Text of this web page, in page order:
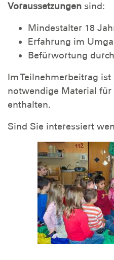
Voraussetzungen sind:
Mindestalter 18
Erfahrung im
Befürwortung
Im Teilnehmerbeitrag
notwendige Material für
enthalten.
Sind Sie interessiert